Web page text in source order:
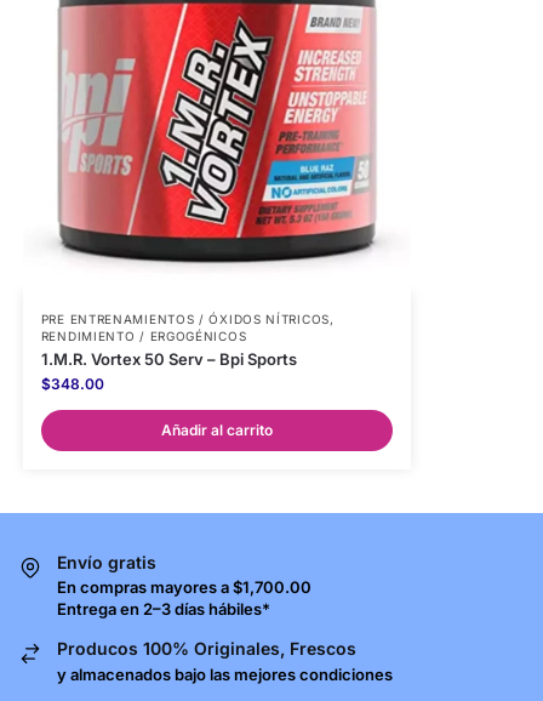
PRE ENTRENAMIENTOS / ÓXIDOS NÍTRICOS,
RENDIMIENTO / ERGOGÉNICOS
1.M.R. Vortex 50 Serv – Bpi Sports
$348.00
Añadir al carrito
Envío gratis
En compras mayores a $1,700.00
Entrega en 2–3 días hábiles*
Producos 100% Originales, Frescos
y almacenados bajo las mejores condiciones